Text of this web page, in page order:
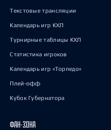
Текстовые трансляции
Календарь игр КХЛ
Турнирные таблицы КХЛ
Статистика игроков
Календарь игр «Торпедо»
Плей-офф
Кубок Губернатора
ФАН-ЗОНА